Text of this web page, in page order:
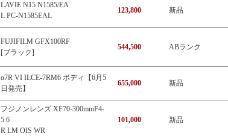
LAVIE N15 N1585/EA
L PC-N1585EAL
123,800 新品
FUJIFILM GFX100RF
[ブラック]
544,500 ABランク
α7R VI ILCE-7RM6 ボディ【6月5
日発売】
655,000 新品
フジノンレンズ XF70-300mmF4-
5.6
R LM OIS WR
101,000 新品